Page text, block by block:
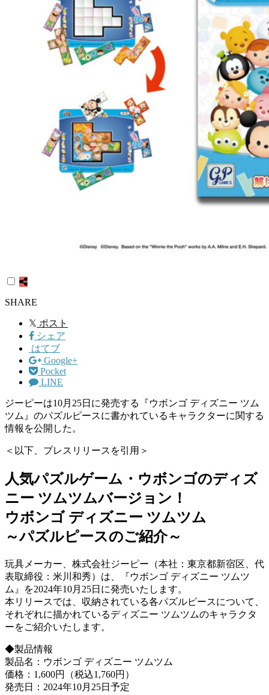
SHARE
𝕏 ポスト
シェア
はてブ
Google+
Pocket
LINE
ジーピーは10月25日に発売する『ウボンゴ ディズニー ツム
ツム』のパズルピースに書かれているキャラクターに関する
情報を公開した。
＜以下、プレスリリースを引用＞
人気パズルゲーム・ウボンゴのディズ
ニー ツムツムバージョン！
ウボンゴ ディズニー ツムツム
～パズルピースのご紹介～
玩具メーカー、株式会社ジーピー（本社：東京都新宿区、代
表取締役：米川和秀）は、『ウボンゴ ディズニー ツムツ
ム』を2024年10月25日に発売いたします。
本リリースでは、収納されている各パズルピースについて、
それぞれに描かれているディズニー ツムツムのキャラクタ
ーをご紹介いたします。
◆製品情報
製品名：ウボンゴ ディズニー ツムツム
価格：1,600円（税込1,760円）
発売日：2024年10月25日予定